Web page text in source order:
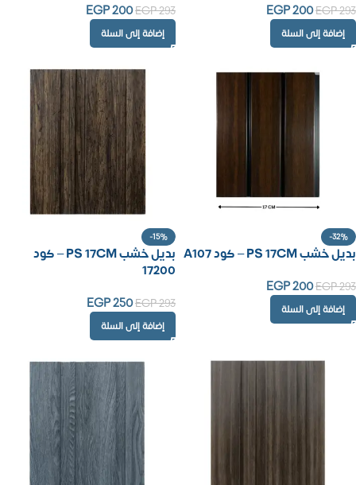
EGP293
EGP200
إضافة إلى السلة
EGP293
EGP200
إضافة إلى السلة
-32%
بديل خشب PS 17CM – كود A107
EGP293
EGP200
إضافة إلى السلة
-15%
بديل خشب PS 17CM – كود
17200
EGP293
EGP250
إضافة إلى السلة